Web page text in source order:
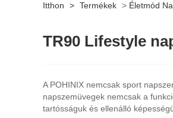
Itthon > Termékek > Életmód
TR90 Lifestyle
A POHINIX nemcsak sport
napszemüvegek nemcsak a
tartósságuk és ellenálló